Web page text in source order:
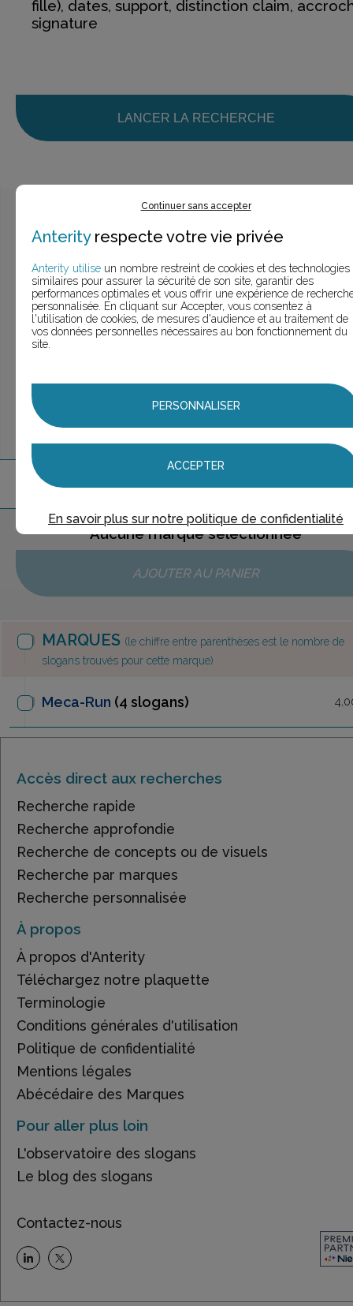
fille), dates, support, distinction claim,
signature
LANCER LA RECHERCHE
Ce n’est pas exactement ce que je recherche
> Voir larecherche approfondie
> Voir larecherche personnalisée
marquetrouvée
Aucune marque sélectionnée
AJOUTER AU PANIER
MARQUES (le chiffre entre parenthèses est le nombre de
slogans trouvés pour cette marque)
Meca-Run (4 slogans)
Accès direct aux recherches
Recherche rapide
Recherche approfondie
Recherche de concepts ou de visuels
Recherche par marques
Recherche personnalisée
À propos
À propos d'Anterity
Téléchargez notre plaquette
Terminologie
Conditions générales d'utilisation
Politique de confidentialité
Mentions légales
Abécédaire des Marques
Pour aller plus loin
L'observatoire des slogans
Le blog des slogans
Contactez-nous
Continuer sans accepter
Anterityrespecte votre vie privée
Anterity utilise un nombre restreint de cookies et des technologies
similaires pour assurer la sécurité de son site, garantir des
performances optimales et vous offrir une expérience de
personnalisée. En cliquant sur Accepter, vous consentez à
l'utilisation de cookies, de mesures d'audience et au traitement de
vos données personnelles nécessaires au bon fonctionnement du
site.
PERSONNALISER
ACCEPTER
En savoir plus sur notre politique de confidentialité